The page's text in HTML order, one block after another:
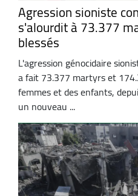
Agression sioniste
s'alourdit à 73.377
blessés
L'agression génocidaire
a fait 73.377 martyrs et
femmes et des enfants,
un nouveau ...